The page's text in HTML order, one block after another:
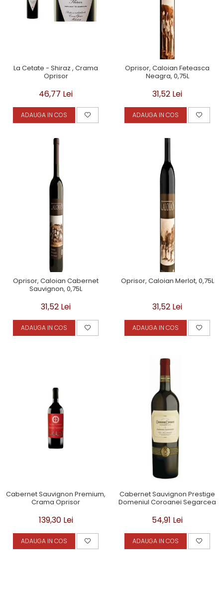
La Cetate - Shiraz , Crama
Oprisor
46,77 Lei
ADAUGA IN COS
Oprisor, Caloian Feteasca
Neagra, 0,75L
31,52 Lei
ADAUGA IN COS
Oprisor, Caloian Cabernet
Sauvignon, 0,75L
31,52 Lei
ADAUGA IN COS
Oprisor, Caloian Merlot, 0,75L
31,52 Lei
ADAUGA IN COS
Cabernet Sauvignon Premium,
Crama Oprisor
139,30 Lei
ADAUGA IN COS
Cabernet Sauvignon Prestige
Domeniul Coroanei Segarcea
54,91 Lei
ADAUGA IN COS